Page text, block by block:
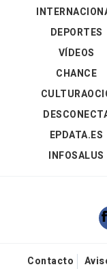
DEPORTES
VÍDEOS
CHANCE
EPDATA.ES
INFOSALUS
Contacto